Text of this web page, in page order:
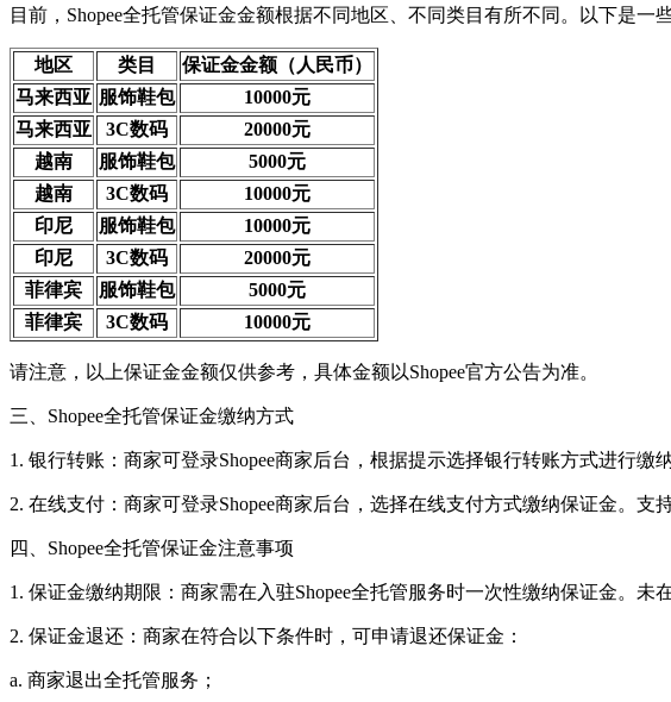
目前，Shopee全托管保证金金额根据不同地区、不同类目有所不同。以下是一
地区 类目
保证金金额（人民币）
马来西亚 服饰鞋包
10000元
马来西亚
3C数码
20000元
越南
服饰鞋包
5000元
越南
3C数码
10000元
印尼
服饰鞋包
10000元
印尼
3C数码
20000元
菲律宾
服饰鞋包
5000元
菲律宾
3C数码 10000元
请注意，以上保证金金额仅供参考，具体金额以Shopee官方公告为准。
三、Shopee全托管保证金缴纳方式
1. 银行转账：商家可登录Shopee商家后台，根据提示选择银行转账方式进行缴
2. 在线支付：商家可登录Shopee商家后台，选择在线支付方式缴纳保证金。支
四、Shopee全托管保证金注意事项
1. 保证金缴纳期限：商家需在入驻Shopee全托管服务时一次性缴纳保证金。未
2. 保证金退还：商家在符合以下条件时，可申请退还保证金：
a. 商家退出全托管服务；